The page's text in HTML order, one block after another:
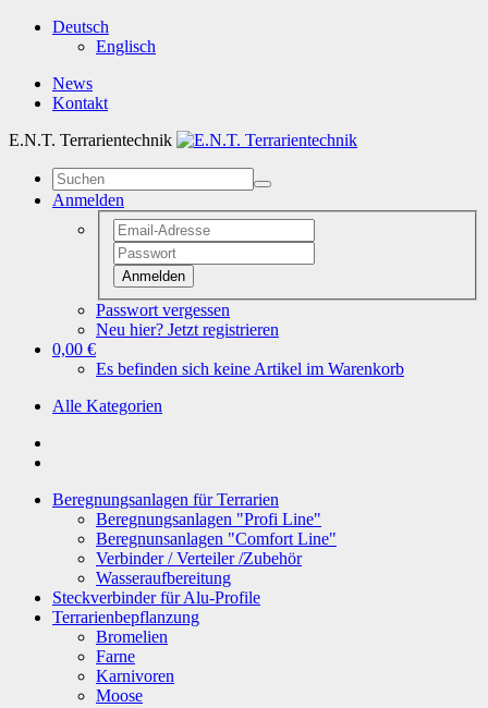
Deutsch
Englisch
News
Kontakt
E.N.T. Terrarientechnik
Anmelden
Anmelden
Passwort vergessen
Neu hier? Jetzt registrieren
0,00 €
Es befinden sich keine Artikel im Warenkorb
Alle Kategorien
Beregnungsanlagen für Terrarien
Beregnungsanlagen "Profi Line"
Beregnunsanlagen "Comfort Line"
Verbinder / Verteiler /Zubehör
Wasseraufbereitung
Steckverbinder für Alu-Profile
Terrarienbepflanzung
Bromelien
Farne
Karnivoren
Moose